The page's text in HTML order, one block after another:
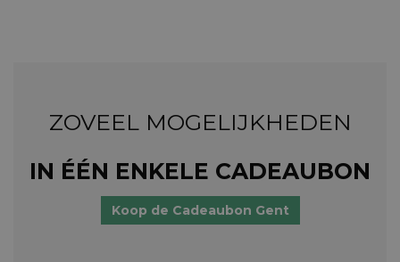
ZOVEEL MOGELIJKHEDEN
IN ÉÉN ENKELE CADEAUBON
Koop de Cadeaubon Gent